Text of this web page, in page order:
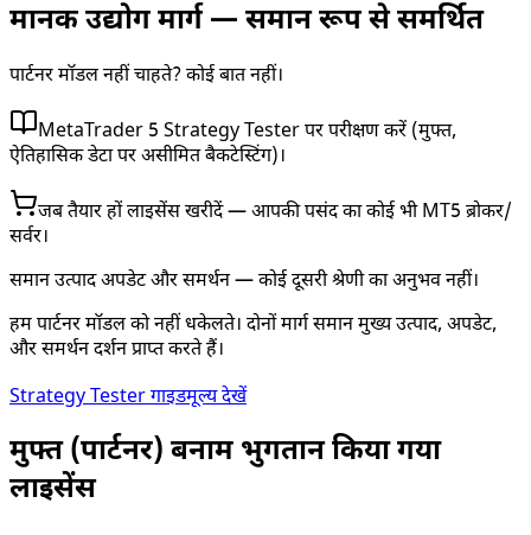
मानक उद्योग मार्ग — समान रूप से समर्थित
पार्टनर मॉडल नहीं चाहते? कोई बात नहीं।
MetaTrader 5 Strategy Tester पर परीक्षण करें (मुफ्त,
ऐतिहासिक डेटा पर असीमित बैकटेस्टिंग)।
जब तैयार हों लाइसेंस खरीदें — आपकी पसंद का कोई भी MT5 ब्रोकर/
सर्वर।
समान उत्पाद अपडेट और समर्थन — कोई दूसरी श्रेणी का अनुभव नहीं।
हम पार्टनर मॉडल को नहीं धकेलते। दोनों मार्ग समान मुख्य उत्पाद, अपडेट,
और समर्थन दर्शन प्राप्त करते हैं।
Strategy Tester गाइडमूल्य देखें
मुफ्त (पार्टनर) बनाम भुगतान किया गया
लाइसेंस